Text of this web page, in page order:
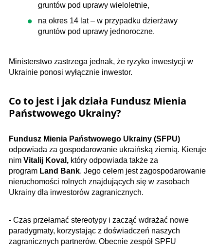
gruntów pod uprawy wieloletnie,
na okres 14 lat – w przypadku dzierżawy
gruntów pod uprawy jednoroczne.
Ministerstwo zastrzega jednak, że ryzyko inwestycji w
Ukrainie ponosi wyłącznie inwestor.
Co to jest i jak działa Fundusz Mienia
Państwowego Ukrainy?
Fundusz Mienia Państwowego Ukrainy (SFPU)
odpowiada za gospodarowanie ukraińską ziemią. Kieruje
nim Vitalij Koval, który odpowiada także za
program Land Bank. Jego celem jest zagospodarowanie
nieruchomości rolnych znajdujących się w zasobach
Ukrainy dla inwestorów zagranicznych.
- Czas przełamać stereotypy i zacząć wdrażać nowe
paradygmaty, korzystając z doświadczeń naszych
zagranicznych partnerów. Obecnie zespół SPFU